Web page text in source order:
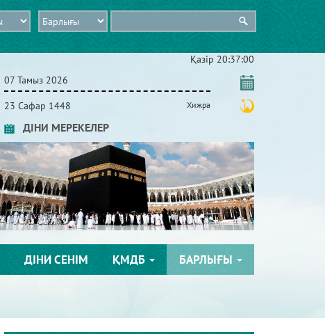
Қазір 20:37:01
07 Тамыз 2026
23 Сафар 1448 Хижра
ДІНИ МЕРЕКЕЛЕР
ДІНИ СЕНІМ ҚМДБ БАРЛЫҒЫ